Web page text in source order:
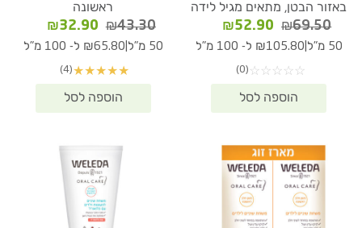
באזור הבטן, מתאים מגיל לידה
₪69.50
המחיר
המקורי
₪69.50.
₪52.90
המחיר
הנוכחי
50 מ"ל ₪105.80 ל- 100 מ"ל
☆
☆
☆
☆
☆
(0)
ראשונה
₪43.30
המחיר
המקורי
₪43.30.
₪32.90
הנוכחי
50 מ"ל ₪65.80 ל- 100 מ"ל
★
★
★
★
★
(4)